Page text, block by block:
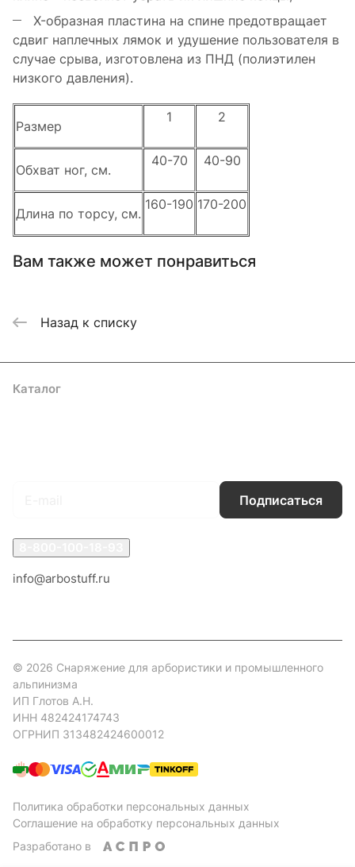
X-образная пластина на спине предотвращает
сдвиг наплечных лямок и удушение пользователя в
случае срыва, изготовлена из ПНД (полиэтилен
низкого давления).
Размер
1 2
Обхват ног, см.
40-70 40-90
Длина по торсу, см.
160-190 170-200
Вам также может понравиться
Назад к списку
Каталог
Подписаться
info@arbostuff.ru
© 2026 Снаряжение для арбористики и промышленного
альпинизма
ИП Глотов А.Н.
ИНН 482424174743
ОГРНИП 313482424600012
Политика обработки персональных данных
Соглашение на обработку персональных данных
Разработано в